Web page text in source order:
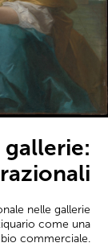
nelle gallerie
come una
commerciale.